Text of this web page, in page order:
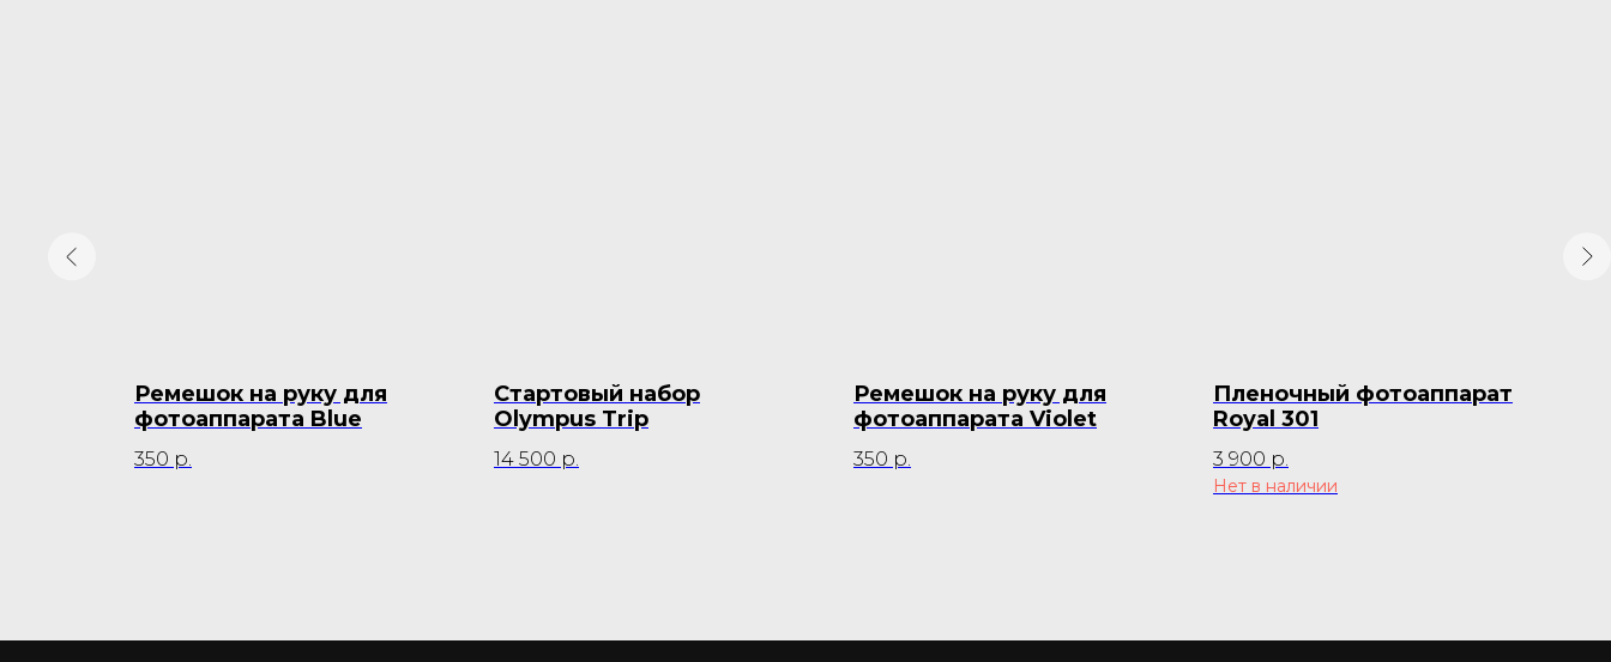
Ремешок на руку для
фотоаппарата Blue
350 р.
Стартовый набор
Olympus Trip
14 500 р.
Ремешок на руку для
фотоаппарата Violet
350 р.
Пленочный фотоаппарат
Royal 301
3 900 р.
Нет в наличии